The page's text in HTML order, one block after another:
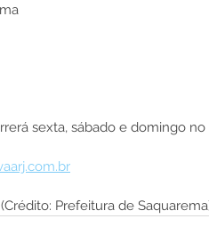
sexta, sábado e domingo
Prefeitura de